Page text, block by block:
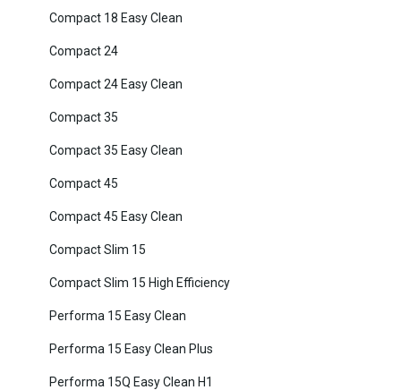
Compact 18 Easy Clean
Compact 24
Compact 24 Easy Clean
Compact 35
Compact 35 Easy Clean
Compact 45
Compact 45 Easy Clean
Compact Slim 15
Compact Slim 15 High Efficiency
Performa 15 Easy Clean
Performa 15 Easy Clean Plus
Performa 15Q Easy Clean H1